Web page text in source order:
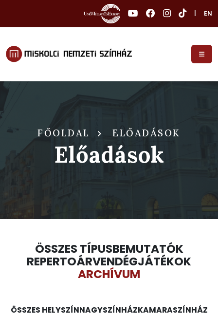
EN
FŐOLDAL ELŐADÁSOK
Előadások
ÖSSZES TÍPUSBEMUTATÓK
REPERTOÁRVENDÉGJÁTÉKOK
ARCHÍVUM
ÖSSZES HELYSZÍNNAGYSZÍNHÁZKAMARASZÍNHÁZ